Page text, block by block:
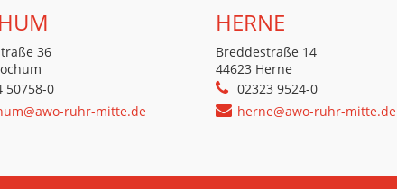
36
50758-0
ruhr-mitte.de
HERNE
Breddestraße 14
44623 Herne
02323 9524-0
herne@awo-ruhr-mitte.de